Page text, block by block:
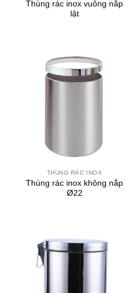
Thùng rác inox vuông nắp
lật
THÙNG RÁC INOX
Thùng rác inox không nắp
Ø22